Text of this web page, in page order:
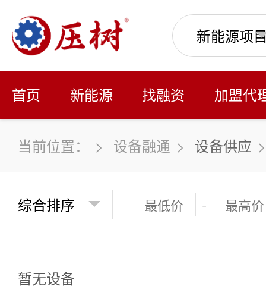
首页 新能源 找融资 加盟代
当前位置： > 设备融通 > 设备供应 >
-
暂无设备